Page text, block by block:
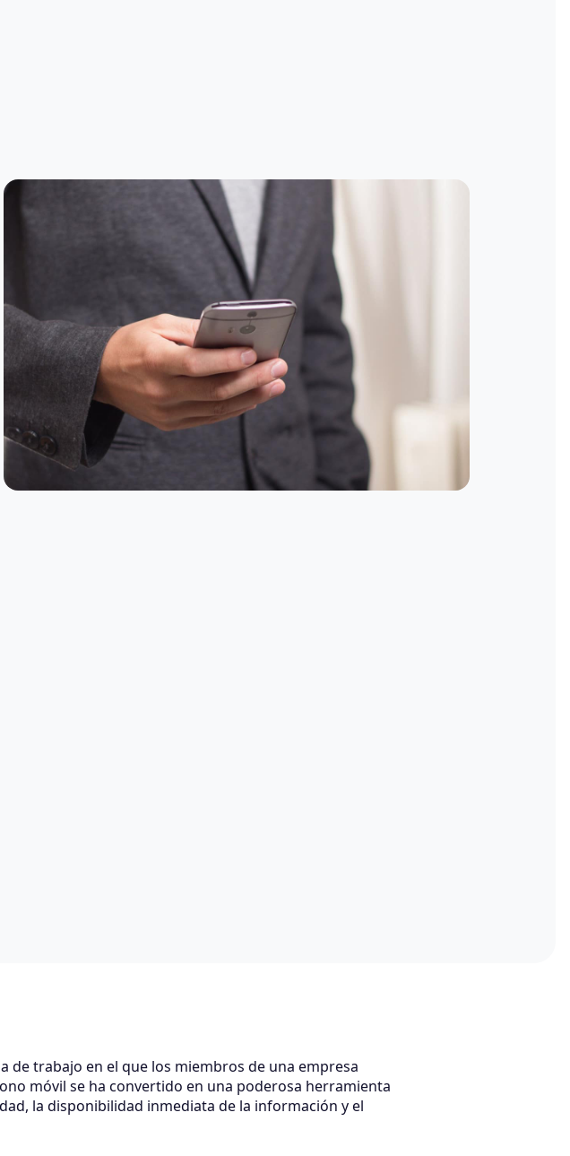
de trabajo en el que los miembros de una empresa
móvil se ha convertido en una poderosa herramienta
la disponibilidad inmediata de la información y el